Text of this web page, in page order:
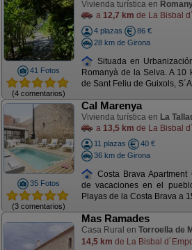
41 Fotos
(4 comentarios)
Vivienda turística en
a 12,7 km de La Bisbal
4 plazas
86 €
28 km de Girona
Situada en
Romanyà de la Selva. A 10
de Sant Feliu de Guixols,
35 Fotos
(3 comentarios)
Cal Marenya
Vivienda turística en La
a 13,5 km de La Bisbal
11 plazas
40 €
36 km de Girona
Costa Brava
de vacaciones en el
Playas de la Costa Brava a
Mas Ramades
Casa Rural en Torroella de
14,5 km de La Bisbal